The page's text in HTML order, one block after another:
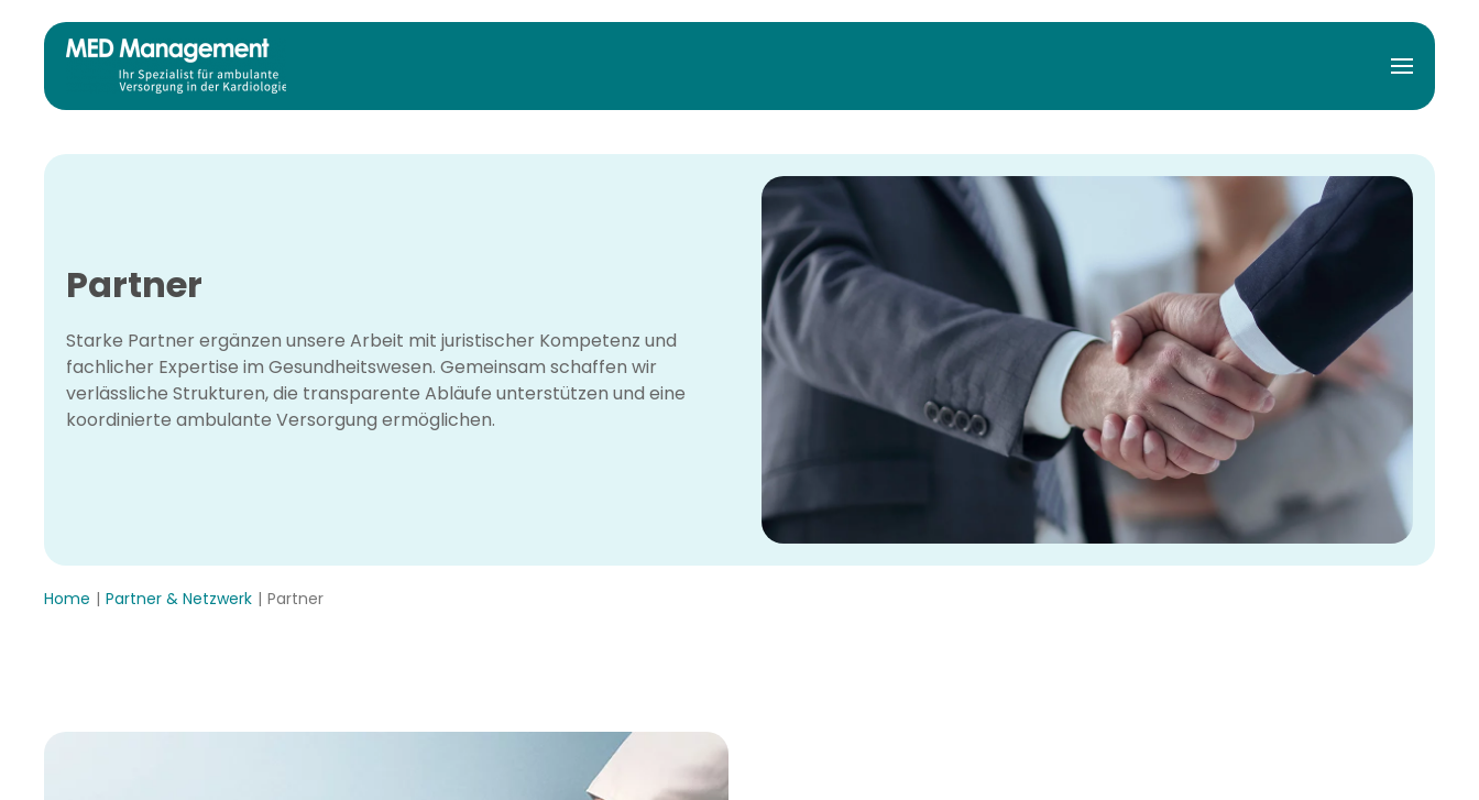
Zum Hauptinhalt springen
Partner
Starke Partner ergänzen unsere Arbeit mit juristischer Kompetenz und
fachlicher Expertise im Gesundheitswesen. Gemeinsam schaffen wir
verlässliche Strukturen, die transparente Abläufe unterstützen und eine
koordinierte ambulante Versorgung ermöglichen.
Home Partner & Netzwerk Partner